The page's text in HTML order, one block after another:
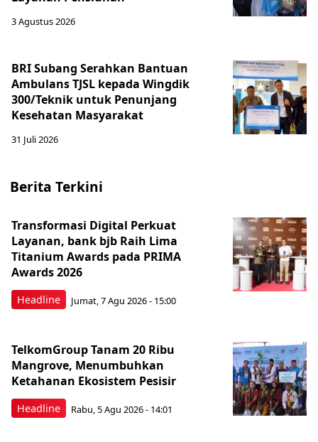
3 Agustus 2026
BRI Subang Serahkan Bantuan
Ambulans TJSL kepada Wingdik
300/Teknik untuk Penunjang
Kesehatan Masyarakat ​
31 Juli 2026
Berita Terkini
Headline
Transformasi Digital Perkuat
Layanan, bank bjb Raih Lima
Titanium Awards pada PRIMA
Awards 2026
Jumat, 7 Agu 2026 - 15:00
Headline
TelkomGroup Tanam 20 Ribu
Mangrove, Menumbuhkan
Ketahanan Ekosistem Pesisir
Rabu, 5 Agu 2026 - 14:01